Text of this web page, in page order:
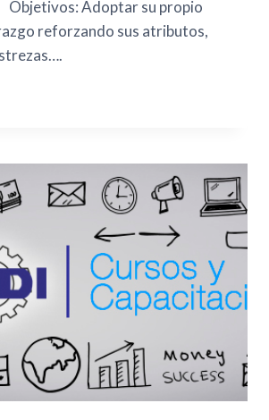
Adoptar su propio
reforzando sus atributos,